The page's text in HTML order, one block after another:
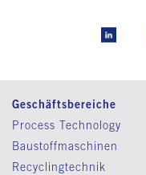
Geschäftsbereiche
Process Technology
Baustoffmaschinen
Recyclingtechnik